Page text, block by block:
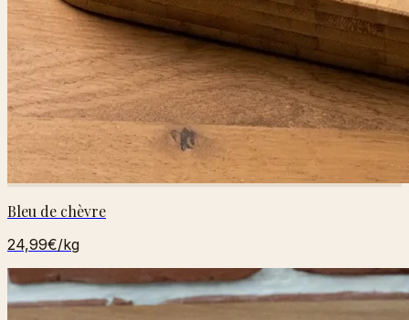
Bleu de chèvre
24,99€/kg